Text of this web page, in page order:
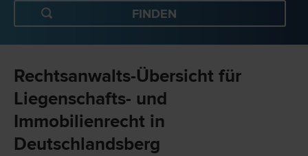
Rechtsanwalts-Übersicht für
Liegenschafts- und
Immobilienrecht in
Deutschlandsberg